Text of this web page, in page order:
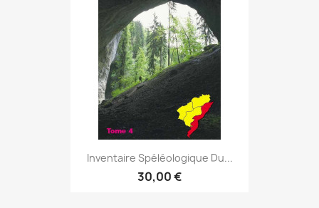
Inventaire Spéléologique Du...
30,00 €